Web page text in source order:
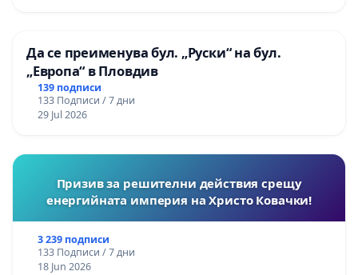
Да се преименува бул. „Руски“ на бул.
„Европа“ в Пловдив
139 подписи
133 Подписи / 7 дни
29 Jul 2026
Призив за решителни действия срещу
енергийната империя на Христо Ковачки!
3 239 подписи
133 Подписи / 7 дни
18 Jun 2026